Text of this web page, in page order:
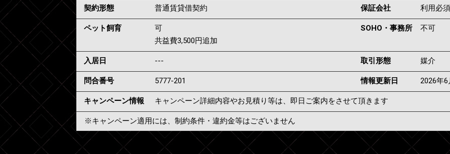
契約形態 普通賃貸借契約 保証会社 利用必須
ペット飼育
可
共益費3,500円追加
SOHO・事務所 不可
入居日 --- 取引形態 媒介
問合番号 5777-201 情報更新日 2026年
キャンペーン情報 キャンペーン詳細内容やお見積り等は、即日ご案内をさせて頂きます
※キャンペーン適用には、制約条件・違約金等はございません